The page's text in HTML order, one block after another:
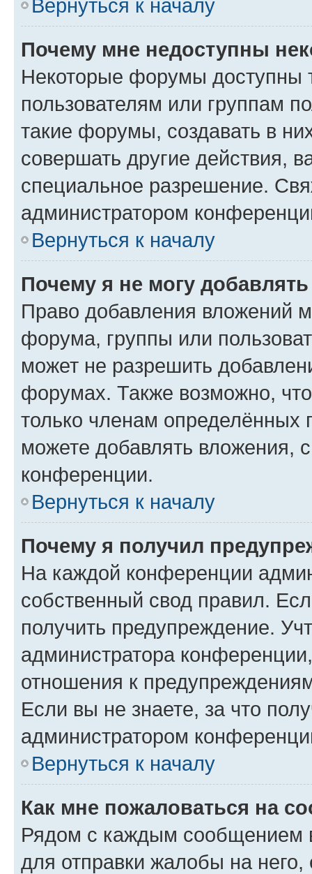
Вернуться к началу
Почему мне недоступны
Некоторые форумы доступны
пользователям или группам
такие форумы, создавать в
совершать другие действия,
специальное разрешение.
администратором
Вернуться к началу
Почему я не могу
Право добавления вложений
форума, группы или
может не разрешить
форумах. Также возможно,
только членам определённых
можете добавлять вложения,
конференции.
Вернуться к началу
Почему я получил
На каждой конференции
собственный свод правил.
получить предупреждение.
администратора
отношения к
Если вы не знаете, за что
администратором
Вернуться к началу
Как мне пожаловаться на
Рядом с каждым сообщением
для отправки жалобы на